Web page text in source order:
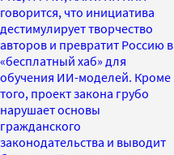
говорится, что инициатива
дестимулирует творчество
авторов и превратит Россию в
«бесплатный хаб» для
обучения ИИ-моделей. Кроме
того, проект закона грубо
нарушает основы
гражданского
законодательства и выводит